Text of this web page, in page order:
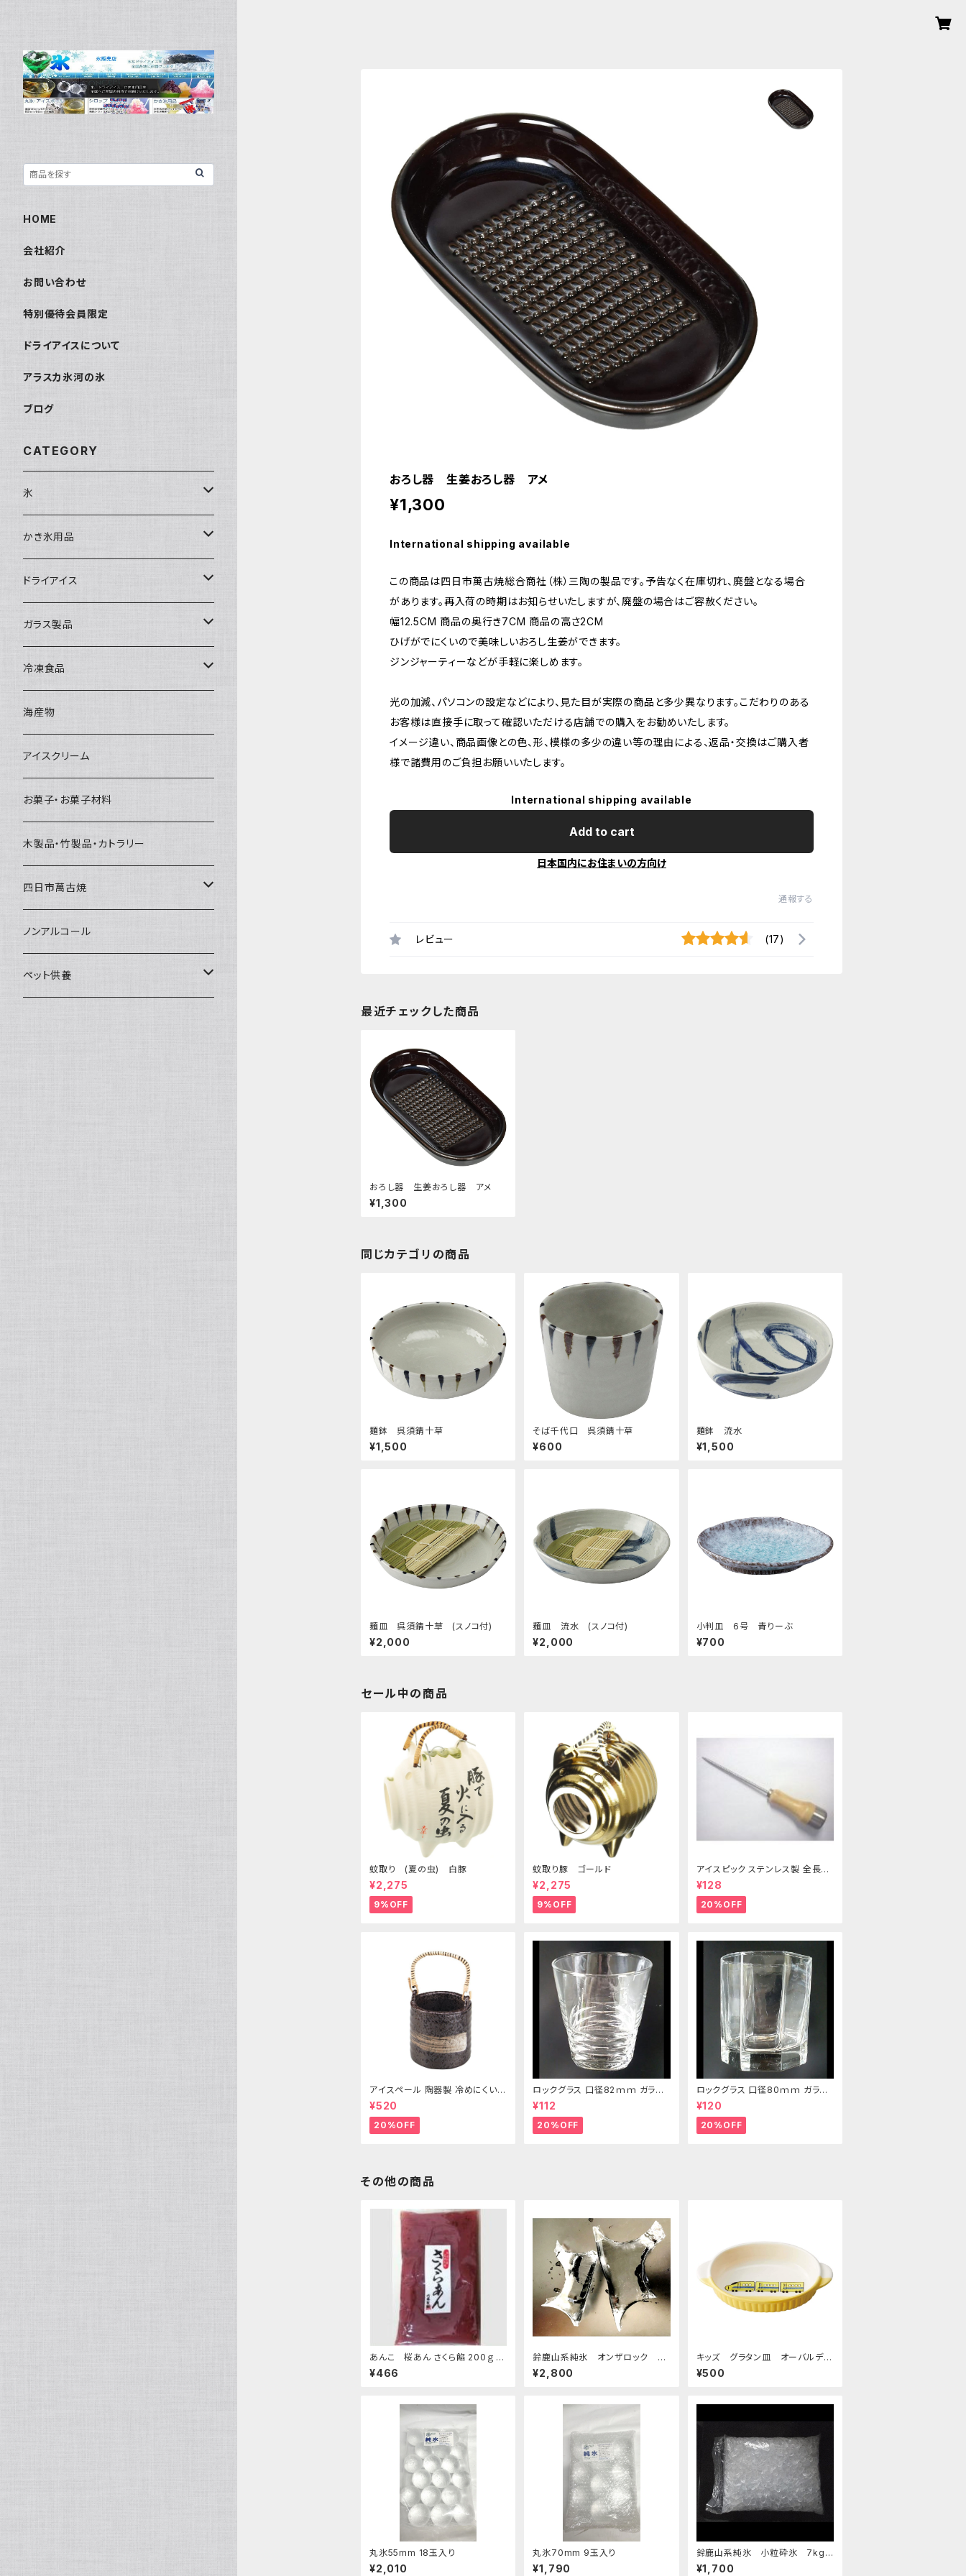
おろし器 生姜おろし器 アメ
¥1,300
International shipping available
この商品は四日市萬古焼総合商社（株）三陶の製品です。予告なく在庫切れ、廃盤となる場合
があります。再入荷の時期はお知らせいたしますが、廃盤の場合はご容赦ください。
幅12.5CM 商品の奥行き7CM 商品の高さ2CM
ひげがでにくいので美味しいおろし生姜ができます。
ジンジャーティーなどが手軽に楽しめます。
光の加減、パソコンの設定などにより、見た目が実際の商品と多少異なります。こだわりのある
お客様は直接手に取って確認いただける店舗での購入をお勧めいたします。
イメージ違い、商品画像との色、形、模様の多少の違い等の理由による、返品・交換はご購入者
様で諸費用のご負担お願いいたします。
International shipping available
Add to cart
日本国内にお住まいの方向け
通報する
レビュー (17)
最近チェックした商品
おろし器 生姜おろし器 アメ
¥1,300
同じカテゴリの商品
麺鉢 呉須錆十草
¥1,500
そば千代口 呉須錆十草
¥600
麺鉢 流水
¥1,500
麺皿 呉須錆十草 (スノコ付)
¥2,000
麺皿 流水 (スノコ付)
¥2,000
小判皿 6号 青りーぶ
¥700
セール中の商品
蚊取り (夏の虫) 白豚
¥2,275
9%OFF
蚊取り豚 ゴールド
¥2,275
9%OFF
アイスピック ステンレス製 全長21
5ｍｍ
¥128
20%OFF
アイスペール 陶器製 冷めにくい二
重構造 860ml
¥520
20%OFF
ロックグラス 口径82ｍｍ ガラス
製 250cc
¥112
20%OFF
ロックグラス 口径80ｍｍ ガラス
製 220cc
¥120
20%OFF
その他の商品
あんこ 桜あん さくら餡 200ｇ 老
舗 あんこ屋のこだわり餡【クリック
ポスト便】
¥466
鈴鹿山系純氷 オンザロック 原
料 1.5kg 9袋
¥2,800
キッズ グラタン皿 オーバルディ
ッシュ 超特急イエロー
¥500
丸氷55mm 18玉入り
¥2,010
丸氷70mm 9玉入り
¥1,790
鈴鹿山系純氷 小粒砕氷 7kg
¥1,700
HOME
会社紹介
お問い合わせ
特別優待会員限定
ドライアイスについて
アラスカ氷河の氷
ブログ
CATEGORY
氷
富士天然水の氷
丸氷
直径70mm
直径65mm
角氷
砕氷
氷河の氷
氷アイテム
かき氷用品
かき氷シロップ
無果汁1.8Lパック
無果汁1Lパック
果汁入り600ｍL瓶
無添加瓶シロップ
かき氷機・かき氷器
かき氷カップ
発泡スチロール無地-使い捨て
発泡スチロールプリント柄
かき氷スプーン・スプーンストロー
プラスチック・スプーン
プラスチック・スプーンストロー
コンデンスミルク・練乳・あんこ
かき氷セット
その他かき氷用品
ドライアイス
ドライアイス3ｋｇ
ドライアイス4ｋｇ
ドライアイス5ｋｇ
ドライアイス8ｋｇ
ドライアイス10ｋｇ
ドライアイス15ｋｇ
ドライアイス20ｋｇ
ドライアイス25ｋｇ
ガラス製品
オンザロック・グラス
ビール・グラス
タンブラー
かき氷器
冷凍食品
肉まん・あんまん
パスタ・スパゲッティ
惣菜
海産物
アイスクリーム
お菓子・お菓子材料
木製品・竹製品・カトラリー
四日市萬古焼
土鍋・土釜
一般土鍋
皿・椀・丼・小物
ノンアルコール
ペット供養